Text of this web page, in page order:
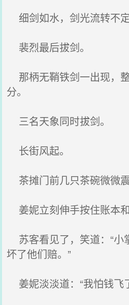
细剑如水，剑光流转不定
裴烈最后拔剑。
那柄无鞘铁剑一出现，
分。
三名天象同时拔剑。
长街风起。
茶摊门前几只茶碗微微震
姜妮立刻伸手按住账本和
苏客看见了，笑道：“小
坏了他们赔。”
姜妮淡淡道：“我怕钱飞